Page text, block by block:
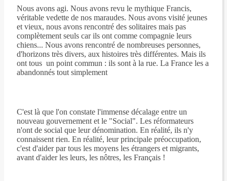
Nous avons agi. Nous avons revu le mythique Francis,
véritable vedette de nos maraudes. Nous avons visité jeunes
et vieux, nous avons rencontré des solitaires mais pas
complètement seuls car ils ont comme compagnie leurs
chiens... Nous avons rencontré de nombreuses personnes,
d'horizons très divers, aux histoires très différentes. Mais ils
ont tous un point commun : ils sont à la rue. La France les a
abandonnés tout simplement
C'est là que l'on constate l'immense décalage entre un
nouveau gouvernement et le "Social". Les réformateurs
n'ont de social que leur dénomination. En réalité, ils n'y
connaissent rien. En réalité, leur principale préoccupation,
c'est d'aider par tous les moyens les étrangers et migrants,
avant d'aider les leurs, les nôtres, les Français !